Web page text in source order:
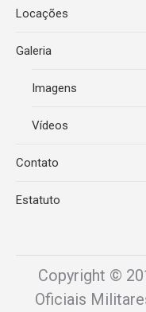
Locações
Galeria
Imagens
Vídeos
Contato
Estatuto
Copyright ©
Oficiais